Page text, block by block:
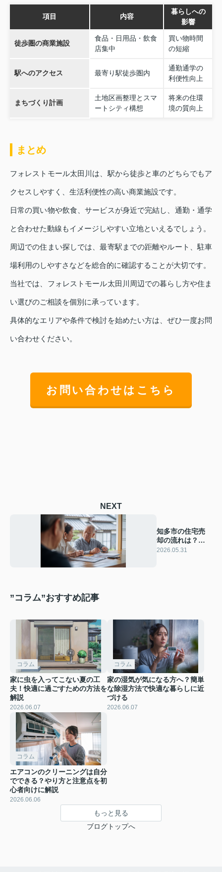
項目 内容
暮らしへの
影響
徒歩圏の商業施設
食品・日用品・飲食
店集中
買い物時間
の短縮
駅へのアクセス 最寄り駅徒歩圏内
通勤通学の
利便性向上
まちづくり計画
土地区画整理とスマ
ートシティ構想
将来の住環
境の質向上
まとめ
フォレストモール太田川は、駅から徒歩と車のどちらでもア
クセスしやすく、生活利便性の高い商業施設です。
日常の買い物や飲食、サービスが身近で完結し、通勤・通学
と合わせた動線もイメージしやすい立地といえるでしょう。
周辺での住まい探しでは、最寄駅までの距離やルート、駐車
場利用のしやすさなどを総合的に確認することが大切です。
当社では、フォレストモール太田川周辺での暮らし方や住ま
い選びのご相談を個別に承っています。
具体的なエリアや条件で検討を始めたい方は、ぜひ一度お問
い合わせください。
お問い合わせはこちら
NEXT
知多市の住宅売
却の流れは？成
功につなげる基
2026.05.31
”コラム”おすすめ記事
コラム
家に虫を入ってこない夏の工
夫！快適に過ごすための方法を
解説
2026.06.07
コラム
家の湿気が気になる方へ？簡単
な除湿方法で快適な暮らしに近
づける
2026.06.07
コラム
エアコンのクリーニングは自分
でできる？やり方と注意点を初
心者向けに解説
2026.06.06
もっと見る
ブログトップへ